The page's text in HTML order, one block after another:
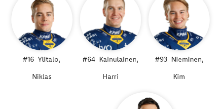
#16 Ylitalo,
Niklas
#64 Kainulainen,
Harri
#93 Nieminen,
Kim